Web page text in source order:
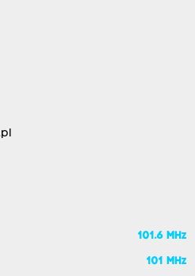
101.6 MHz
101 MHz